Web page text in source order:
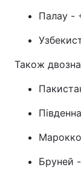
Палау -
Також
Бруней